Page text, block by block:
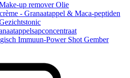
up remover Olie
- Granaatappel & Maca-peptiden
Immuun-Power Shot Gember